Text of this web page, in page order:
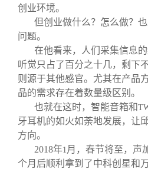
创业环境。
但创业做什么？怎么做？
问题。
在他看来，人们采集信息
听觉只占了百分之十几，剩下
则源于其他感官。尤其在产品
品的需求存在着数量级区别。
也就在这时，智能音箱和
牙耳机的如火如荼地发展，让
方向。
2018年1 月，春节将至，声
个月后顺利拿到了中科创星和